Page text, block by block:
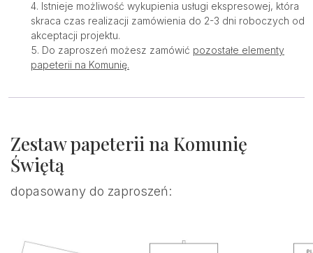
Istnieje możliwość wykupienia usługi ekspresowej, która
skraca czas realizacji zamówienia do 2-3 dni roboczych od
akceptacji projektu.
Do zaproszeń możesz zamówić pozostałe elementy
papeterii na Komunię.
Zestaw papeterii na Komunię
Świętą
dopasowany do zaproszeń: